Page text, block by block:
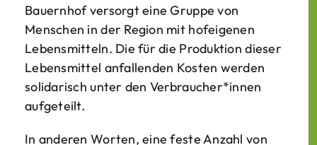
Bauern­hof versorgt eine Gruppe von
Menschen in der Region mit hof­eigenen
Lebens­mitteln. Die für die Produktion dieser
Lebens­mittel anfallenden Kosten werden
solidarisch unter den Verbraucher*­innen
aufgeteilt.
In anderen Worten, eine feste Anzahl von